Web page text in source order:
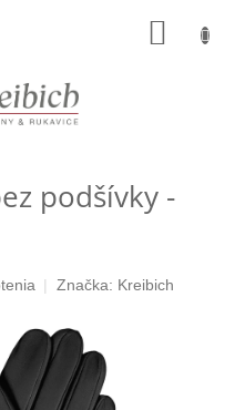
podšívky -
Značka: Kreibich